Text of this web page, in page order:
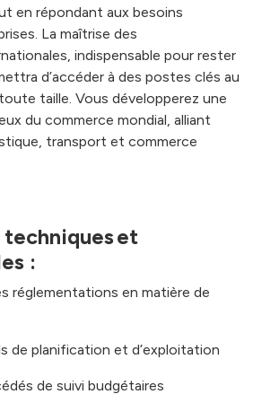
en répondant aux besoins
La maîtrise des
indispensable pour rester
d’accéder à des postes clés au
taille. Vous développerez une
du commerce mondial, alliant
transport et commerce
et
:
réglementations en matière de
de planification et d’exploitation
de suivi budgétaires